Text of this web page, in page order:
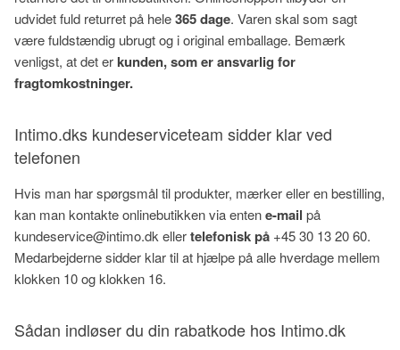
udvidet fuld returret på hele365 dage. Varen skal som sagt
være fuldstændig ubrugt og i original emballage. Bemærk
venligst, at det er kunden, som er ansvarlig for
fragtomkostninger.
Intimo.dks kundeserviceteam sidder klar ved
telefonen
Hvis man har spørgsmål til produkter, mærker eller en bestilling,
kan man kontakte onlinebutikken via entene-mail på
kundeservice@intimo.dk ellertelefonisk på +45 30 13 20 60.
Medarbejderne sidder klar til at hjælpe på alle hverdage mellem
klokken 10 og klokken 16.
Sådan indløser du din rabatkode hos Intimo.dk